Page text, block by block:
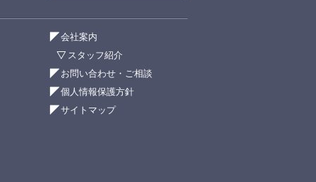
会社案内
スタッフ紹介
お問い合わせ・ご相談
個人情報保護方針
サイトマップ